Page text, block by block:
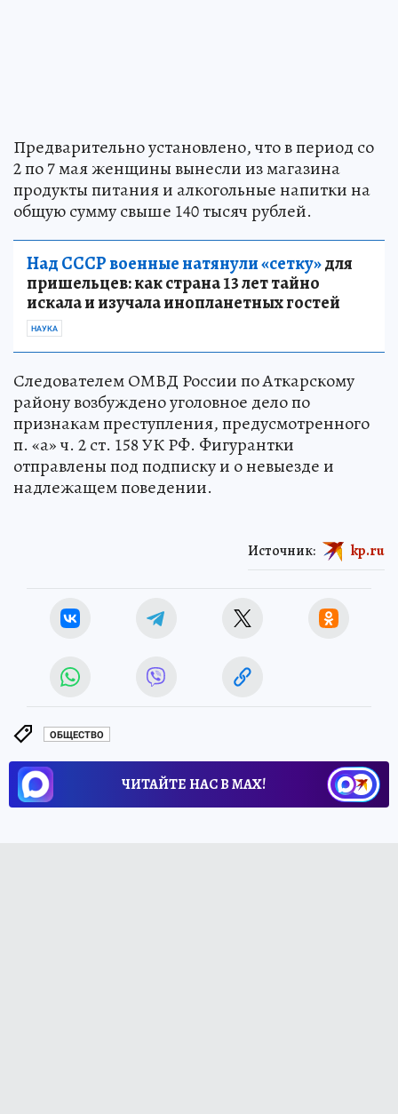
Предварительно установлено, что в период со
2 по 7 мая женщины вынесли из магазина
продукты питания и алкогольные напитки на
общую сумму свыше 140 тысяч рублей.
Над СССР военные натянули «сетку»для
пришельцев: как страна 13 лет тайно
искала и изучала инопланетных гостей
НАУКА
Следователем ОМВД России по Аткарскому
району возбуждено уголовное дело по
признакам преступления, предусмотренного
п. «а» ч. 2 ст. 158 УК РФ. Фигурантки
отправлены под подписку и о невыезде и
надлежащем поведении.
Источник: kp.ru
ОБЩЕСТВО
ЧИТАЙТЕ НАС В МАХ!